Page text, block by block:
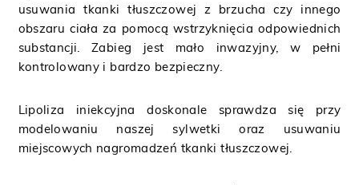
usuwania tkanki tłuszczowej z brzucha czy innego
obszaru ciała za pomocą wstrzyknięcia odpowiednich
substancji. Zabieg jest mało inwazyjny, w pełni
kontrolowany i bardzo bezpieczny.
Lipoliza iniekcyjna doskonale sprawdza się przy
modelowaniu naszej sylwetki oraz usuwaniu
miejscowych nagromadzeń tkanki tłuszczowej.